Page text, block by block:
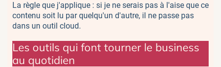
La règle que j'applique : si je ne serais pas à l'aise que ce
contenu soit lu par quelqu'un d'autre, il ne passe pas
dans un outil cloud.
Les outils qui font tourner le business
au quotidien